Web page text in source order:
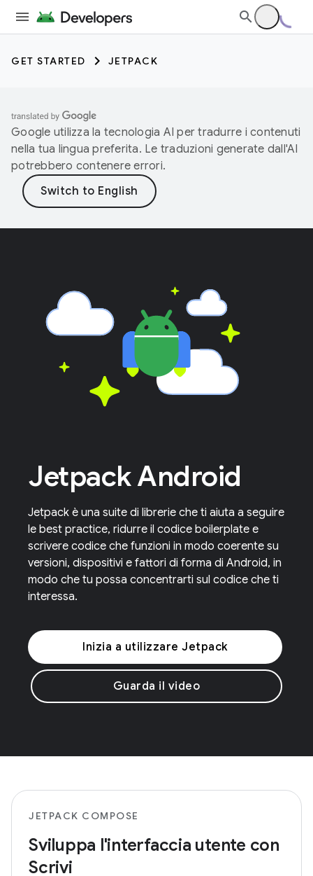
GET STARTED JETPACK
Google utilizza la tecnologia AI per tradurre i contenuti
nella tua lingua preferita. Le traduzioni generate dall'AI
potrebbero contenere errori.
Jetpack Android
Jetpack è una suite di librerie che ti aiuta a seguire
le best practice, ridurre il codice boilerplate e
scrivere codice che funzioni in modo coerente su
versioni, dispositivi e fattori di forma di Android, in
modo che tu possa concentrarti sul codice che ti
interessa.
Inizia a utilizzare Jetpack
Guarda il video
JETPACK COMPOSE
Sviluppa l'interfaccia utente con
Scrivi